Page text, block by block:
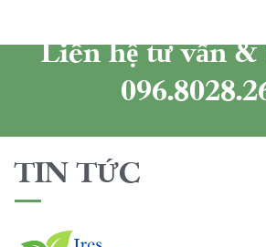
Liên hệ tư vấn &
TIN TỨC